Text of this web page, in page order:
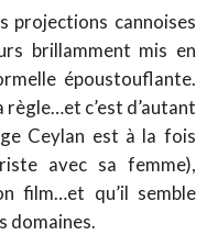
projections cannoises
brillamment mis en
époustouflante.
règle…et c’est d’autant
Ceylan est à la fois
avec sa femme),
film…et qu’il semble
domaines.